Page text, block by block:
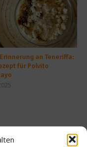
an Teneriffa:
für Polvito